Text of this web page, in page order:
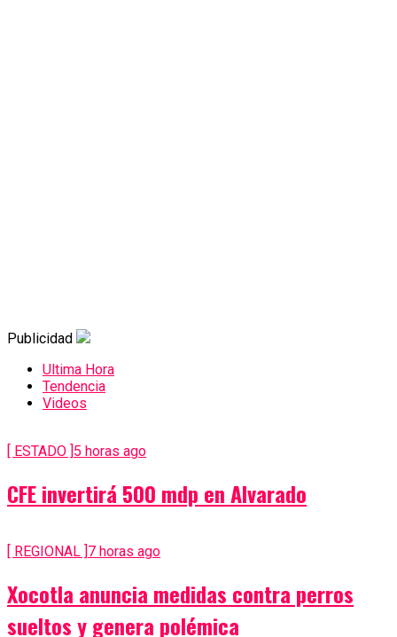
Publicidad
Ultima Hora
Tendencia
Videos
[ ESTADO ]5 horas ago
CFE invertirá 500 mdp en Alvarado
[ REGIONAL ] 7 horas ago
Xocotla anuncia medidas contra perros
sueltos y genera polémica